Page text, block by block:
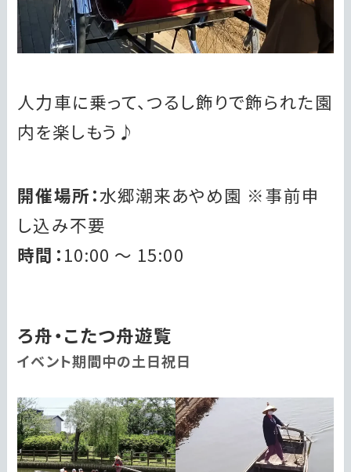
人力車に乗って、つるし飾りで飾られた園
内を楽しもう♪
開催場所：水郷潮来あやめ園 ※事前申
し込み不要
時間：10:00 ～ 15:00
ろ舟・こたつ舟遊覧
イベント期間中の土日祝日